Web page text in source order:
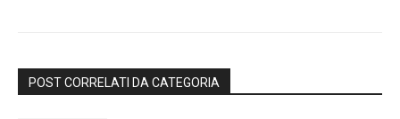
POST CORRELATI DA CATEGORIA